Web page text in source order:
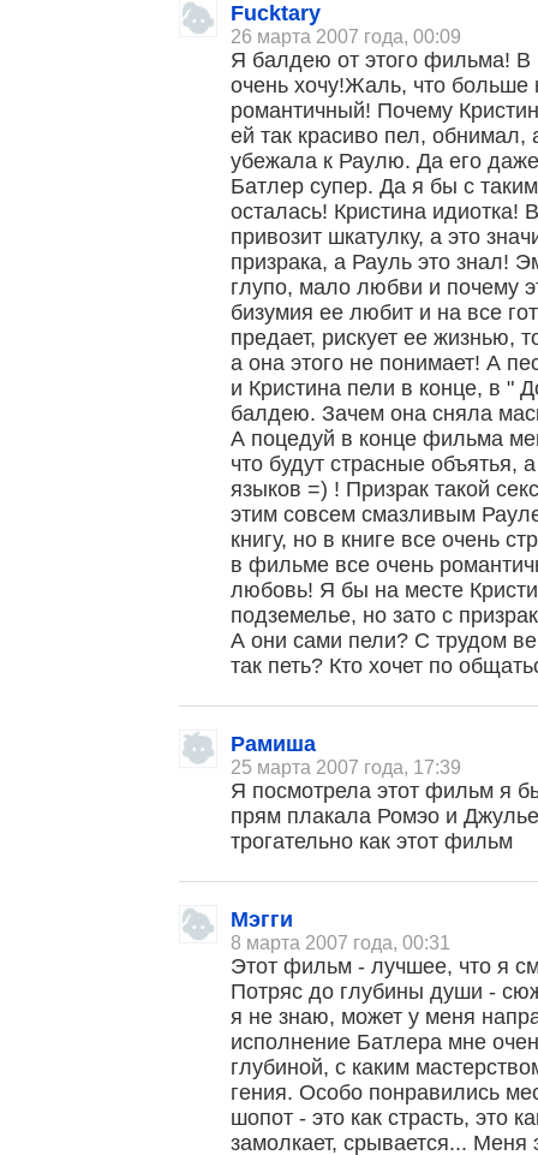
Fucktary
26 марта 2007 года, 00:09
Я балдею от этого фильма! В
очень хочу!Жаль, что больше
романтичный! Почему
ей так красиво пел, обнимал,
убежала к Раулю. Да его
Батлер супер. Да я бы с
осталась! Кристина
привозит шкатулку, а это
призрака, а Рауль это знал!
глупо, мало любви и почему
бизумия ее любит и на все
предает, рискует ее жизнью,
а она этого не понимает! А
и Кристина пели в конце, в "
балдею. Зачем она сняла
А поцедуй в конце фильма
что будут страсные объятья,
языков =) ! Призрак такой
этим совсем смазливым
книгу, но в книге все очень
в фильме все очень
любовь! Я бы на месте
подземелье, но зато с
А они сами пели? С трудом
так петь? Кто хочет по
Рамиша
25 марта 2007 года, 17:39
Я посмотрела этот фильм я
прям плакала Ромэо и
трогательно как этот фильм
Мэгги
8 марта 2007 года, 00:31
Этот фильм - лучшее, что я
Потряс до глубины души -
я не знаю, может у меня
исполнение Батлера мне
глубиной, с каким
гения. Особо понравились
шопот - это как страсть, это
замолкает, срывается... Меня